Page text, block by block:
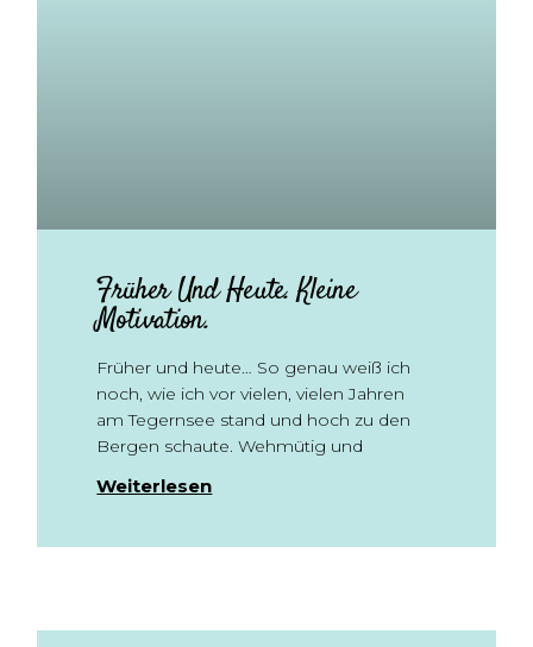
Früher Und Heute. Kleine
Motivation.
Früher und heute… So genau weiß ich
noch, wie ich vor vielen, vielen Jahren
am Tegernsee stand und hoch zu den
Bergen schaute. Wehmütig und
Weiterlesen